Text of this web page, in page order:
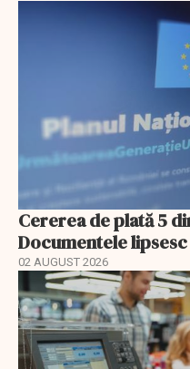
Cererea de plată 5
Documentele lipsesc
02 AUGUST 2026